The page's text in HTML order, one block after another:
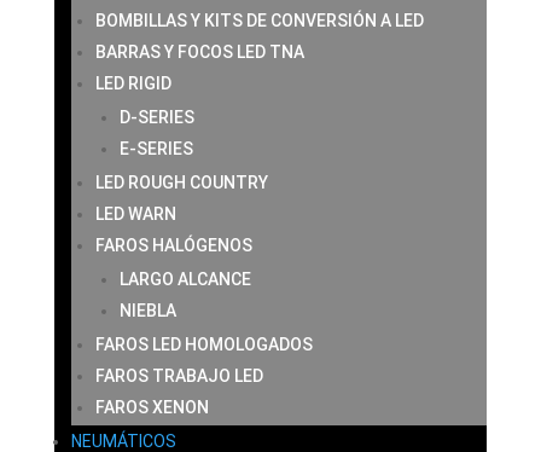
BOMBILLAS Y KITS DE CONVERSIÓN A LED
BARRAS Y FOCOS LED TNA
LED RIGID
D-SERIES
E-SERIES
LED ROUGH COUNTRY
LED WARN
FAROS HALÓGENOS
LARGO ALCANCE
NIEBLA
FAROS LED HOMOLOGADOS
FAROS TRABAJO LED
FAROS XENON
NEUMÁTICOS